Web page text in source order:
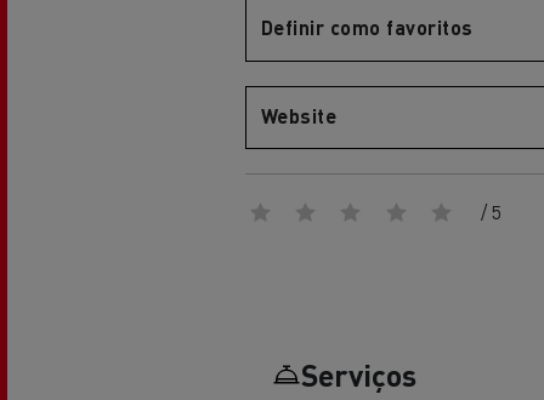
Renault Trucks Trafic Red EDITION
elétrica para camiões
A nossa visão
Definir como favoritos
Website
/ 5
Serviços